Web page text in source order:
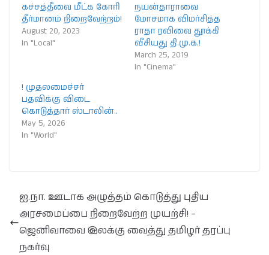
கச்சத்தீவை மீட்க கோரி
தீர்மானம் நிறைவேற்றம்!
August 20, 2023
In "Local"
நயன்தாராவை
மோசமாக விமர்சித்த
ராதா ரவிவை தூக்கி
வீசியது தி.மு.க.!
March 25, 2019
In "Cinema"
! முதலமைச்சர்
பதவிக்கு விடை
கொடுத்தார் ஸ்டாலின்..
May 5, 2026
In "World"
ஐ.நா. ஊடாக அழுத்தம் கொடுத்து புதிய
அரசமைப்பை நிறைவேற்ற முயற்சி! –
ஜெனிவாவை இலக்கு வைத்து தமிழர் தரப்பு
நகர்வு